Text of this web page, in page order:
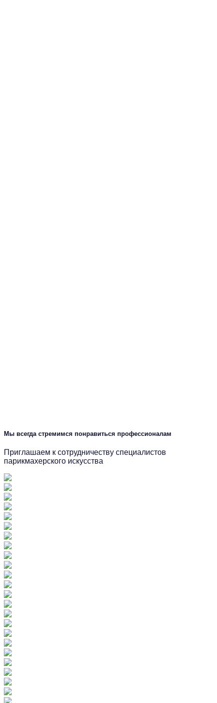
Мы всегда стремимся понравиться профессионалам
Приглашаем к сотрудничеству специалистов
парикмахерского искусства